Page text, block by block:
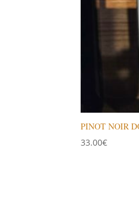
PINOT NOIR
33.00€